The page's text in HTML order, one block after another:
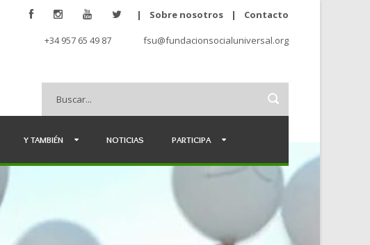
| Sobre nosotros | Contacto
+34 957 65 49 87 fsu@fundacionsocialuniversal.org
Y TAMBIÉN NOTICIAS PARTICIPA